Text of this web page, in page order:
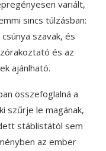
variált,
sincs túlzásban:
szavak, és
és az
ajánlható.
összefoglalná a
szűrje le magának,
stáblistától sem
az ember